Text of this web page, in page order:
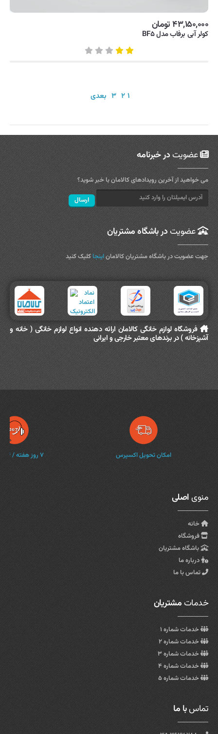
۴۳,۱۵۰,۰۰۰ تومان
کولر آبی برفاب مدل BF۵
۱ ۲ ۳ بعدی
عضویتدر خبرنامه
می خواهید از آخرین رویدادهای کالامان با خبر شوید؟
عضویت در باشگاه مشتریان
جهت عضویت در باشگاه مشتریان کالاماناینجا کلیک کنید
فروشگاه لوازم خانگی کالامان ارائه دهنده انواع لوازم خانگی ( خانه و
آشپزخانه ) در برندهای معتبر خارجی و ایرانی
امکان تحویل اکسپرس ۷ روز هفته / ۲۴ ساعته
منویاصلی
خانه
فروشگاه
باشگاه مشتریان
درباره ما
تماس با ما
خدمات مشتریان
خدمات شماره ۱
خدمات شماره ۲
خدمات شماره ۳
خدمات شماره ۴
خدمات شماره ۵
تماسبا ما